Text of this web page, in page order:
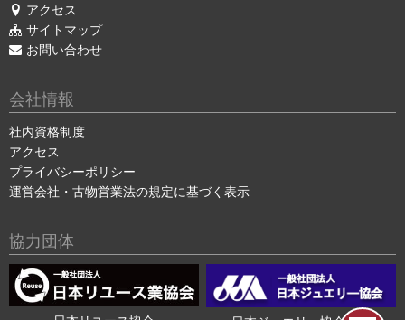
アクセス
サイトマップ
お問い合わせ
会社情報
社内資格制度
アクセス
プライバシーポリシー
運営会社・古物営業法の規定に基づく表示
協力団体